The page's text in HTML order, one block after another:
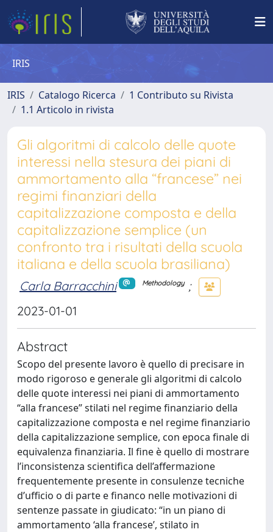
IRIS
IRIS Catalogo Ricerca
1 Contributo su Rivista
1.1 Articolo in rivista
Gli algoritmi di calcolo delle quote
interessi nella stesura dei piani di
ammortamento alla “francese” nei
regimi finanziari della
capitalizzazione composta e della
capitalizzazione semplice (un
confronto tra i risultati della scuola
italiana e della scuola brasiliana)
Carla Barracchini Methodology
;
2023-01-01
Abstract
Scopo del presente lavoro è quello di precisare in
modo rigoroso e generale gli algoritmi di calcolo
delle quote interessi nei piani di ammortamento
“alla francese” stilati nel regime finanziario della
capitalizzazione composta e nel regime finanziario
della capitalizzazione semplice, con epoca finale di
equivalenza finanziaria. Il fine è quello di mostrare
l’inconsistenza scientifica dell’affermazione
frequentemente presente in consulenze tecniche
d’ufficio o di parte e financo nelle motivazioni di
sentenze passate in giudicato: “in un piano di
ammortamento ‘alla francese’, stilato in